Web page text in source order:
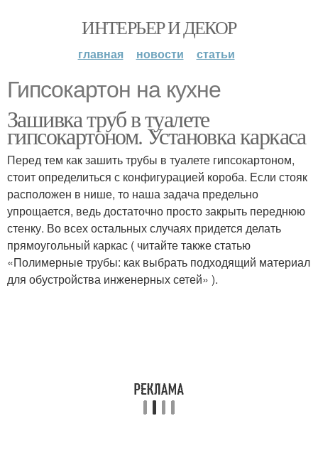
ИНТЕРЬЕР И ДЕКОР
главная новости статьи
Гипсокартон на кухне
Зашивка труб в туалете
гипсокартоном. Установка каркаса
Перед тем как зашить трубы в туалете гипсокартоном,
стоит определиться с конфигурацией короба. Если стояк
расположен в нише, то наша задача предельно
упрощается, ведь достаточно просто закрыть переднюю
стенку. Во всех остальных случаях придется делать
прямоугольный каркас ( читайте также статью
«Полимерные трубы: как выбрать подходящий материал
для обустройства инженерных сетей» ).